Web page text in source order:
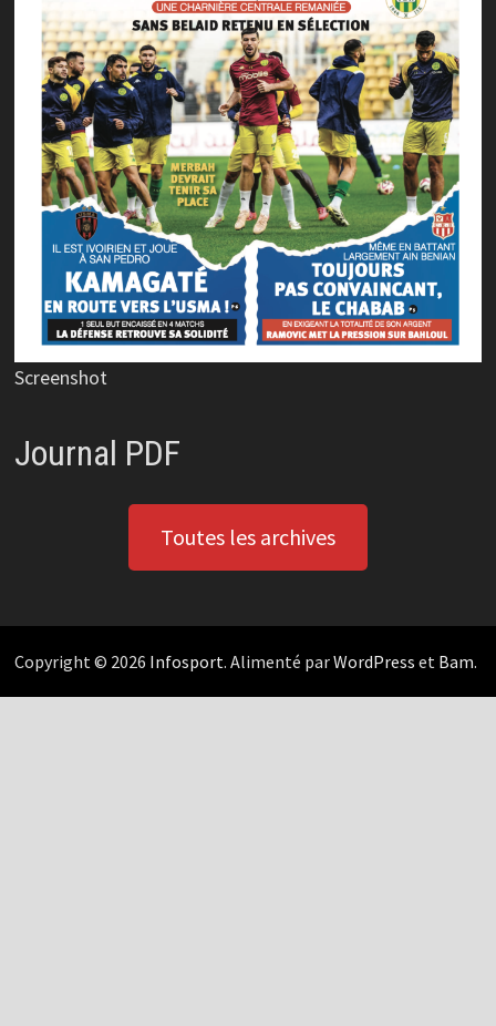
Screenshot
Journal PDF
Toutes les archives
Copyright © 2026 Infosport. Alimenté parWordPress et Bam.